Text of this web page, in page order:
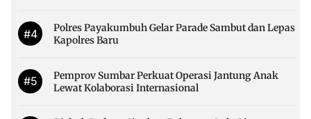
#4
Polres Payakumbuh Gelar Parade Sambut dan Lepas
Kapolres Baru
#5
Pemprov Sumbar Perkuat Operasi Jantung Anak
Lewat Kolaborasi Internasional